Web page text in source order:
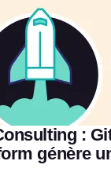
:
génère